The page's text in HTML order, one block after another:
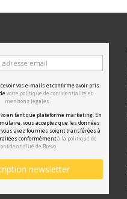
vos e-mails et confirme avoir pris
votre politique de confidentialité et
mentions légales.
en tant que plateforme marketing. En
vous acceptez que les données
avez fournies soient transférées à
conformémentà la politique de
de Brevo.